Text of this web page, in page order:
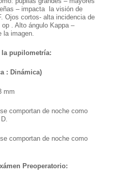
– impacta la visión de
Ojos cortos- alta incidencia de
. Alto ángulo Kappa –
la imagen.
la pupilometría:
: Dinámica)
mm
comportan de noche como
comportan de noche como
Preoperatorio: